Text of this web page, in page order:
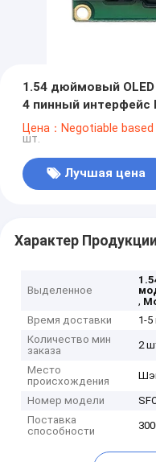
1.54 дюймовый
4 пинный интерфейс
Цена：Negotiable
шт.
Лучшая цена
Характер Продукции
Выделенное
,
Время доставки
1-
Количество мин
заказа
2
Место
происхождения
Номер модели
Поставка
способности